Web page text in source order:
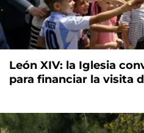
León XIV: la Iglesia
para financiar la visita